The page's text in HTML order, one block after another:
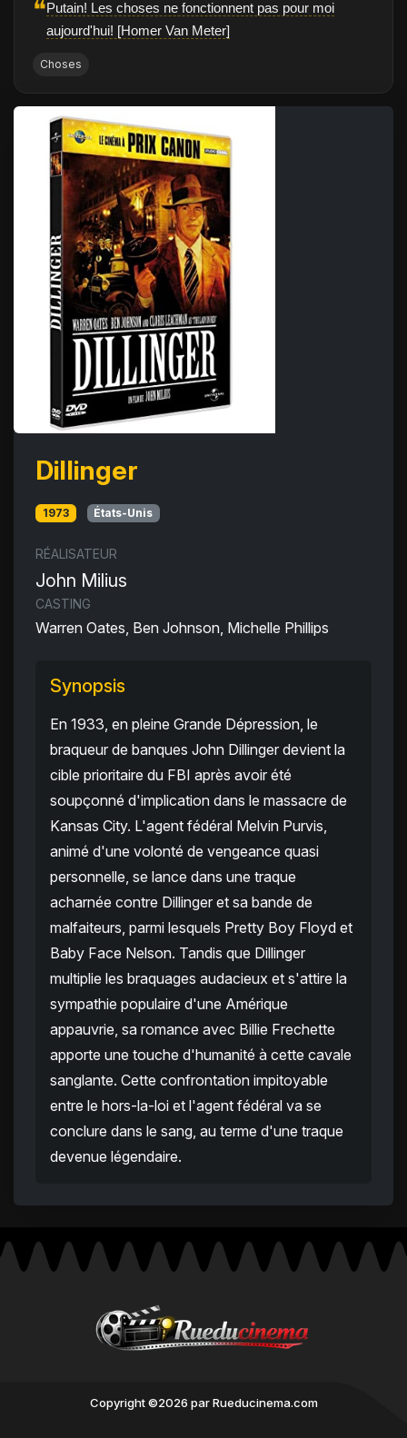
❝Putain! Les choses ne fonctionnent pas pour moi
aujourd'hui! [Homer Van Meter]
Choses
Dillinger
1973 États-Unis
RÉALISATEUR
John Milius
CASTING
Warren Oates, Ben Johnson, Michelle Phillips
Synopsis
En 1933, en pleine Grande Dépression, le
braqueur de banques John Dillinger devient la
cible prioritaire du FBI après avoir été
soupçonné d'implication dans le massacre de
Kansas City. L'agent fédéral Melvin Purvis,
animé d'une volonté de vengeance quasi
personnelle, se lance dans une traque
acharnée contre Dillinger et sa bande de
malfaiteurs, parmi lesquels Pretty Boy Floyd et
Baby Face Nelson. Tandis que Dillinger
multiplie les braquages audacieux et s'attire la
sympathie populaire d'une Amérique
appauvrie, sa romance avec Billie Frechette
apporte une touche d'humanité à cette cavale
sanglante. Cette confrontation impitoyable
entre le hors-la-loi et l'agent fédéral va se
conclure dans le sang, au terme d'une traque
devenue légendaire.
Copyright ©2026 par Rueducinema.com